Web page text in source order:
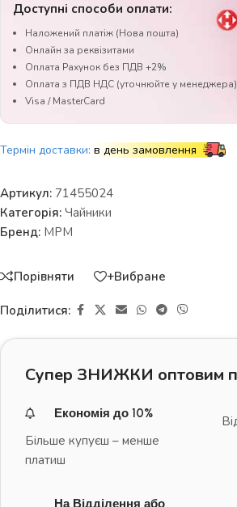
Доступні способи оплати:
Наложений платіж (Нова пошта)
Онлайн за реквізитами
Оплата Рахунок без ПДВ +2%
Оплата з ПДВ НДС (уточнюйте у менеджера)
Visa / MasterCard
Термін доставки: в день замовлення
Артикул: 71455024
Категорія: Чайники
Бренд: MPM
Порівняти +Вибране
Поділитися:
Супер ЗНИЖКИ оптовим
Економія до 10%
Більше купуєш – менше
платиш
На Відділення або